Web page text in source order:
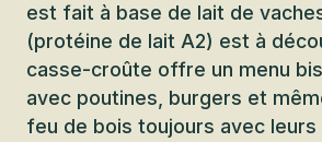
est fait à base de lait de
(protéine de lait A2) est à
casse-croûte offre un menu
avec poutines, burgers et
feu de bois toujours avec leurs